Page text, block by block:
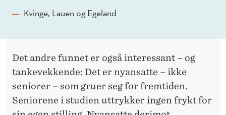
Kvinge, Lauen og Egeland
Det andre funnet er også interessant – og
tankevekkende: Det er nyansatte – ikke
seniorer – som gruer seg for fremtiden.
Seniorene i studien uttrykker ingen frykt for